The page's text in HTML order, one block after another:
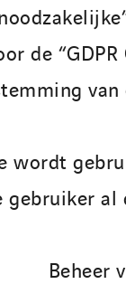
de
wordt
gebruiker
Beheer